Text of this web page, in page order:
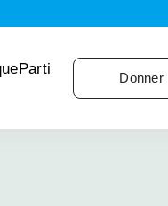
Parti
Donner